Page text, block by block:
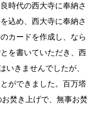
時代の西大寺に奉納さ
込め、西大寺に奉納さ
カードを作成し、なら
を書いていただき、西
いきませんでしたが、
ができました。百万塔
焚き上げで、無事お焚